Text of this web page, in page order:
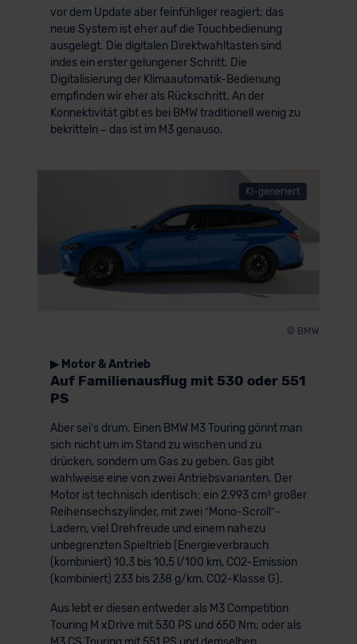
vor dem Update aber feinfühliger reagiert; das
neue System ist eher auf die Touchbedienung
ausgelegt. Die digitalen Direktwahltasten sind
indes ein erster gelungener Schritt. Die
Digitalisierung der Klimaautomatik-Bedienung
empfinden wir eher als Rückschritt. An der
Konnektivität gibt es bei BMW traditionell wenig zu
bekritteln – das ist im M3 genauso.
KI-generiert
© BMW
▶ Motor & Antrieb
Auf Familienausflug mit 530 oder 551
PS
Aber sei’s drum. Einen BMW M3 Touring gönnt man
sich nicht um im Stand zu wischen und zu
drücken, sondern um Gas zu geben. Gas gibt
wahlweise eine von zwei Antriebsvarianten. Der
Motor ist technisch identisch: ein 2.993 cm³ großer
Reihensechszylinder, mit zwei “Mono-Scroll”-
Ladern, viel Drehfreude und einem nahezu
unbegrenzten Spieltrieb (Energieverbrauch
(kombiniert) 10,3 bis 10,5 l/100 km, CO2-Emission
(kombiniert) 233 bis 238 g/km, CO2-Klasse G).
Aus lebt er diesen entweder als M3 Competition
Touring M xDrive mit 530 PS und 650 Nm; oder als